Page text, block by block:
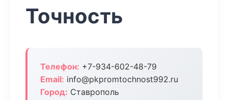
Точность
Телефон: +7-934-602-48-79
Email: info@pkpromtochnost992.ru
Город: Ставрополь